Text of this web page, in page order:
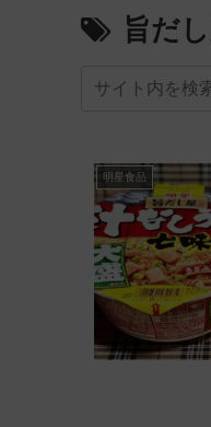
旨だ
明星食品